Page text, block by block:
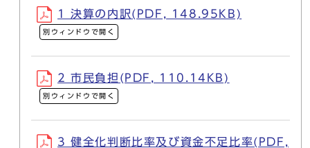
1 決算の内訳(PDF, 148.95KB)
別ウィンドウで開く
2 市民負担(PDF, 110.14KB)
別ウィンドウで開く
3 健全化判断比率及び資金不足比率(PDF,